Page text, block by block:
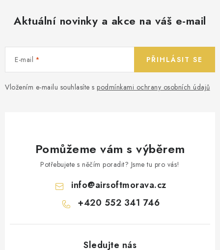
Aktuální novinky a akce na váš e-mail
E-mail
Vložením e-mailu souhlasíte s podmínkami ochrany osobních údajů
PŘIHLÁSIT SE
Pomůžeme vám s výběrem
Potřebujete s něčím poradit? Jsme tu pro vás!
info@airsoftmorava.cz
+420 552 341 746